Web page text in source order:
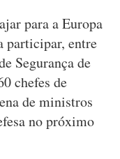
para a Europa
participar, entre
Segurança de
chefes de
de ministros
no próximo